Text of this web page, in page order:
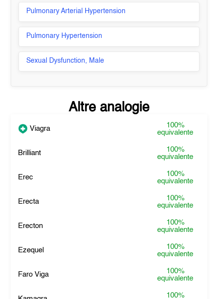
Pulmonary Arterial Hypertension
Pulmonary Hypertension
Sexual Dysfunction, Male
Altre analogie
Viagra
100%
equivalente
Brilliant
100%
equivalente
Erec
100%
equivalente
Erecta
100%
equivalente
Erecton
100%
equivalente
Ezequel
100%
equivalente
Faro Viga
100%
equivalente
100%